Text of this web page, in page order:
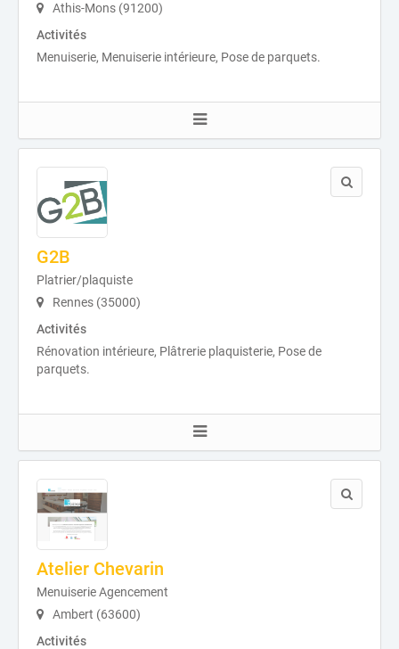
Athis-Mons (91200)
Activités
Menuiserie, Menuiserie intérieure, Pose de parquets.
G2B
Platrier/plaquiste
Rennes (35000)
Activités
Rénovation intérieure, Plâtrerie plaquisterie, Pose de
parquets.
Atelier Chevarin
Menuiserie Agencement
Ambert (63600)
Activités